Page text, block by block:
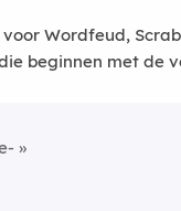
Wordfeud,
beginnen met de